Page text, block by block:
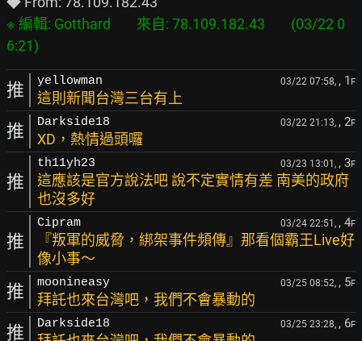
※ 編輯: Gotthard        來自: 78.109.182.43        (03/22 0
推 yellowman 03/22 07:58, , 1 F
這則新聞台灣三台有上
推 Darkside18 03/22 21:13, , 2F
XD，熱情過頭囉
推
th11yh23 03/23 13:01, , 3F
這應該是官方說法吧 說不定實情有差 南美的政府
也沒多好
推
Cipram 03/24 22:51, , 4F
『叛軍的威脅，綁架事件頻傳』那看個霸王Live好
像小事～
推 moonineasy 03/25 08:52, , 5F
拜託也來台灣吧，我們不會暴動的
推 Darkside18 03/25 23:28, , 6F